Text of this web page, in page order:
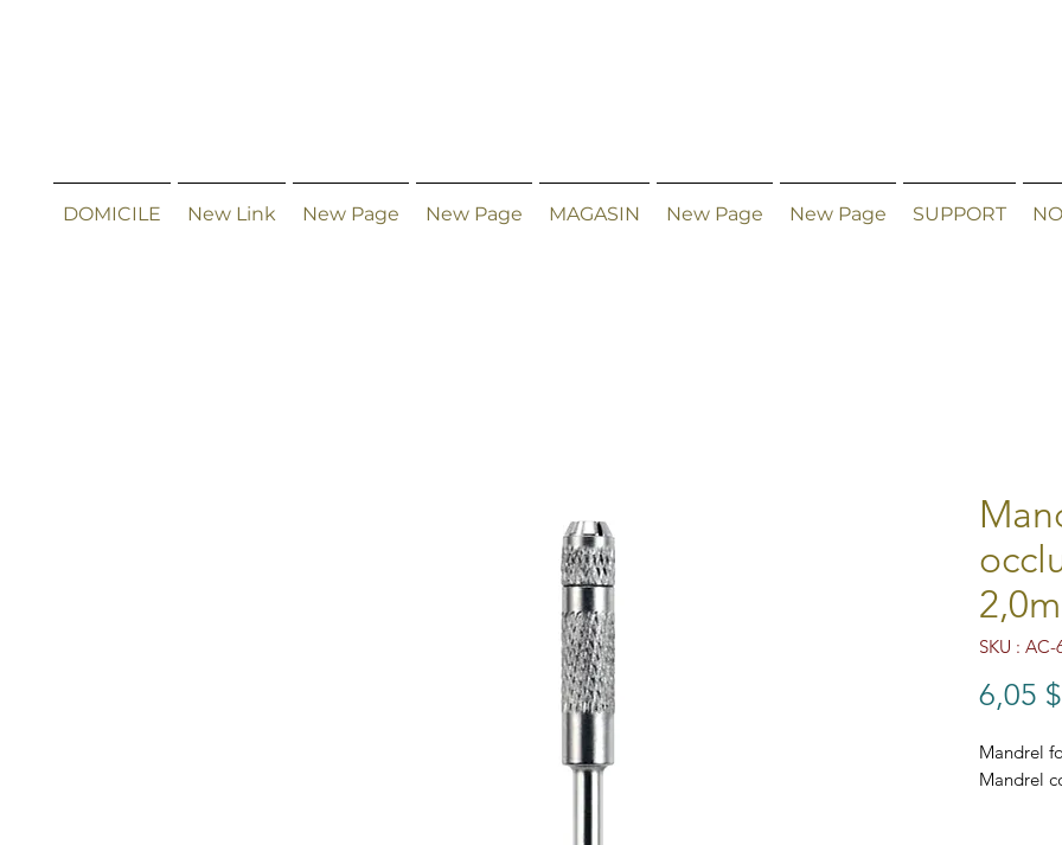
DOMICILE New Link New Page New Page MAGASIN New Page New Page SUPPORT
SKU :
6,05
Mandrel
Mandrel